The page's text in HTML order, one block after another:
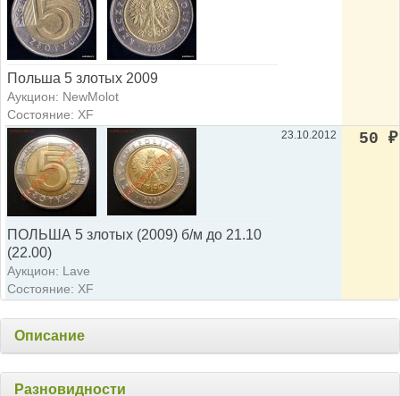
Польша 5 злотых 2009
Аукцион: NewMolot
Состояние: XF
ПОЛЬША 5 злотых (2009) б/м до 21.10
(22.00)
Аукцион: Lave
Состояние: XF
23.10.2012 50 ₽
Описание
Разновидности